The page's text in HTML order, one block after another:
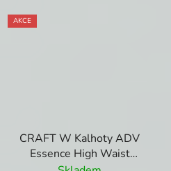
AKCE
CRAFT W Kalhoty ADV
Essence High Waist